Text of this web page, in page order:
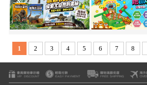
1 2 3 4 5 6 7 8